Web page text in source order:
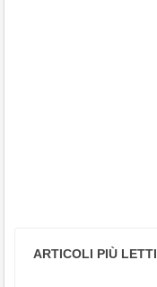
ARTICOLI PIÙ LETTI